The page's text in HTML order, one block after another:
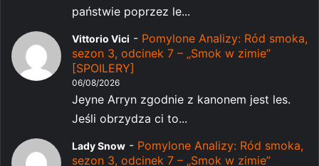
państwie poprzez le...
Vittorio Vici - Pomylone Analizy: Ród smoka,
sezon 3, odcinek 7 – „Smok w zimie”
[SPOILERY]
06/08/2026
Jeyne Arryn zgodnie z kanonem jest les.
Jeśli obrzydza ci to...
Lady Snow - Pomylone Analizy: Ród smoka,
sezon 3, odcinek 7 – „Smok w zimie”